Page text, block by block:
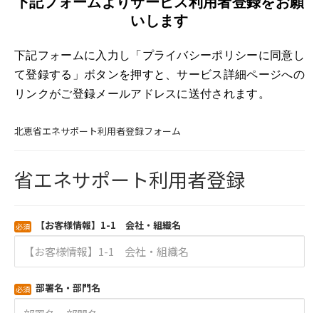
いします
下記フォームに入力し「プライバシーポリシーに同意し
て登録する」ボタンを押すと、サービス詳細ページへの
リンクがご登録メールアドレスに送付されます。